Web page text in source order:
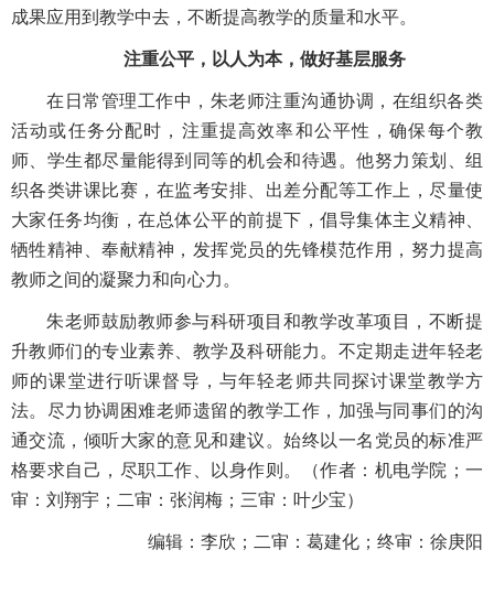
成果应用到教学中去，不断提高教学的质量和水平。
注重公平，以人为本，做好基层服务
在日常管理工作中， 朱老师注重沟通协调，在组织各类
活动或任务分配时，注重提高效率和公平性，确保每个教
师、学生都尽量能得到同等的机会和待遇。他努力策划、组
织各类讲课比赛，在监考安排、出差分配等工作上，尽量使
大家任务均衡，在总体公平的前提下，倡导集体主义精神、
牺牲精神、奉献精神，发挥党员的先锋模范作用，努力提高
教师之间的凝聚力和向心力。
朱老师鼓励教师参与科研项目和教学改革项目，不断提
升教师们的专业素养、教学及科研能力。不定期走进年轻老
师的课堂进行听课督导，与年轻老师共同探讨课堂教学方
法。尽力协调困难老师遗留的教学工作，加强与同事们的沟
通交流，倾听大家的意见和建议。始终以一名党员的标准严
格要求自己，尽职工作、以身作则。（作者：机电学院；一
审：刘翔宇；二审：张润梅；三审：叶少宝）
编辑：李欣；二审：葛建化；终审：徐庚阳